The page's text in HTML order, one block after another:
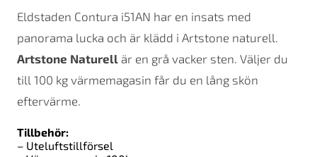
Eldstaden Contura i51AN har en insats med
panorama lucka och är klädd i Artstone naturell.
Artstone Naturell är en grå vacker sten. Väljer du
till 100 kg värmemagasin får du en lång skön
eftervärme.
Tillbehör:
– Uteluftstillförsel